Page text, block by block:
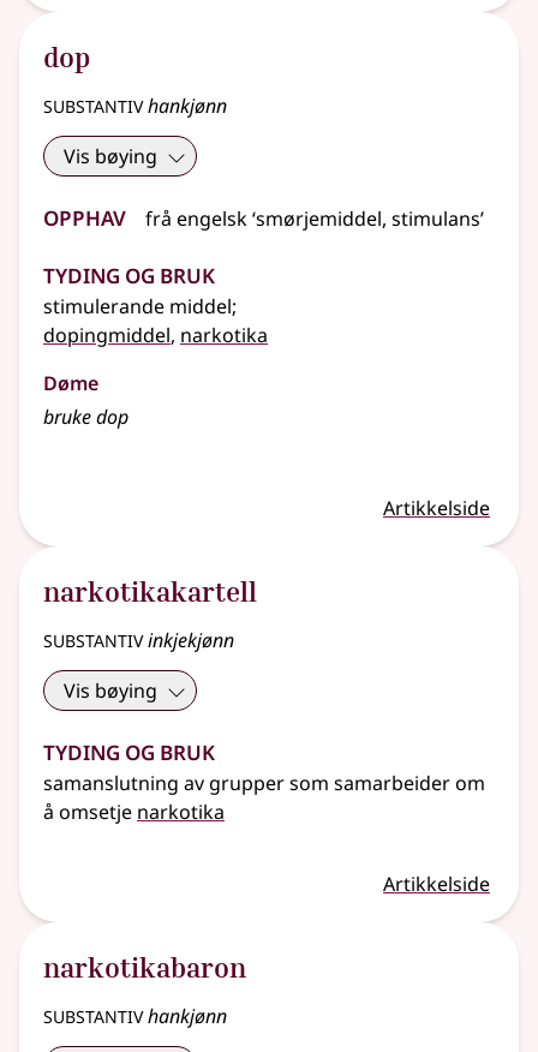
dop
substantivhankjønn
Vis bøying
Opphav frå engelsk‘smørjemiddel, stimulans’
Tyding og bruk
stimulerande middel;
dopingmiddel, narkotika
Døme
bruke dop
Artikkelside
narkotikakartell
substantivinkjekjønn
Vis bøying
Tyding og bruk
samanslutning av grupper som samarbeider om
å omsetje narkotika
Artikkelside
narkotikabaron
substantivhankjønn